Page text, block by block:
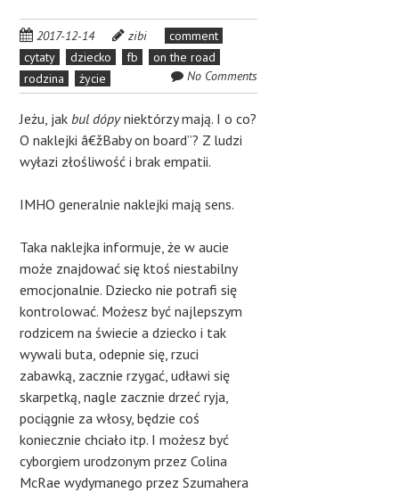
2017-12-14 zibi
comment
cytaty
dziecko fb
on the road
rodzina
życie No Comments
Jeżu, jakbul dópyniektórzy mają. I o co?
O naklejki â€žBaby on board”? Z ludzi
wyłazi złośliwość i brak empatii.
IMHO generalnie naklejki mają sens.
Taka naklejka informuje, że w aucie
może znajdować się ktoś niestabilny
emocjonalnie. Dziecko nie potrafi się
kontrolować. Możesz być najlepszym
rodzicem na świecie a dziecko i tak
wywali buta, odepnie się, rzuci
zabawką, zacznie rzygać, udławi się
skarpetką, nagle zacznie drzeć ryja,
pociągnie za włosy, będzie coś
koniecznie chciało itp. I możesz być
cyborgiem urodzonym przez Colina
McRae wydymanego przez Szumahera